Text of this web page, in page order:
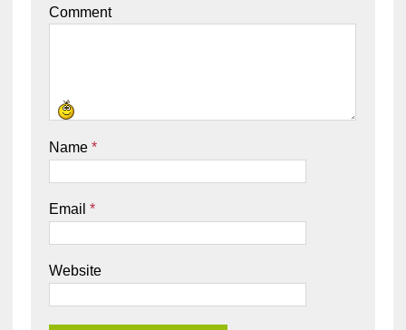
Comment
Name *
Email *
Website